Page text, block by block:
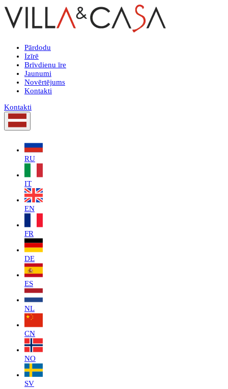
Pārdodu
Izīrē
Brīvdienu īre
Jaunumi
Novērtējums
Kontakti
Kontakti
RU
IT
EN
FR
DE
ES
NL
CN
NO
SV